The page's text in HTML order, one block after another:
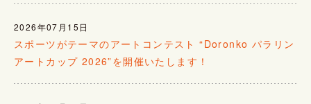
2026年07月15日
スポーツがテーマのアートコンテスト “Doronko パラリン
アートカップ 2026”を開催いたします！